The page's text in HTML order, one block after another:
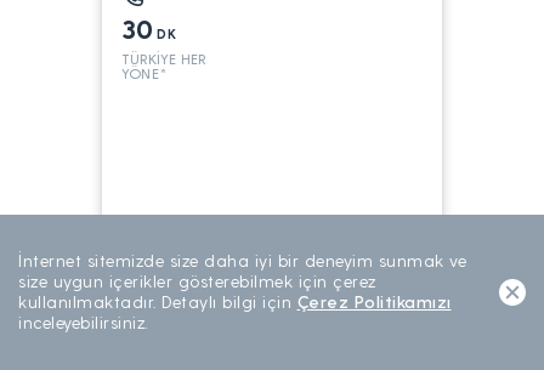
30 DK
TÜRKİYE HER
YÖNE*
199
AYLIK ABONELİK
İnternet sitemizde size daha iyi bir deneyim sunmak ve
size uygun içerikler gösterebilmek için çerez
kullanılmaktadır. Detaylı bilgi için Çerez Politikamızı
inceleyebilirsiniz.